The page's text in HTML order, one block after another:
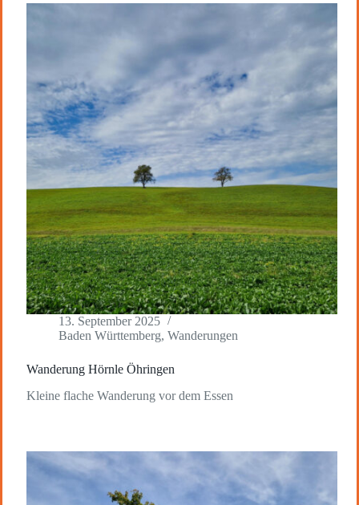
13. September 2025
Baden Württemberg, Wanderungen
Wanderung Hörnle Öhringen
Kleine flache Wanderung vor dem Essen